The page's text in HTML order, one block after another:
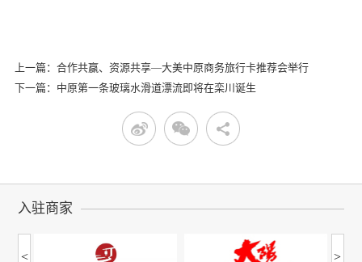
上一篇：合作共赢、资源共享—大美中原商务旅行卡推荐会举行
下一篇：中原第一条玻璃水滑道漂流即将在栾川诞生
入驻商家
< >